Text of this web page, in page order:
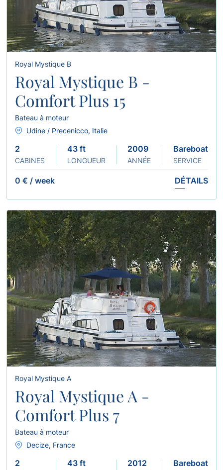
Royal Mystique B
Royal Mystique B -
Comfort Plus 15
Bateau à moteur
Udine / Precenicco, Italie
2
CABINES
43 ft
LONGUEUR
2009
ANNÉE
Bareboat
SERVICE
0 € / week DÉTAILS
Royal Mystique A
Royal Mystique A -
Comfort Plus 7
Bateau à moteur
Decize, France
2 43 ft 2012 Bareboat